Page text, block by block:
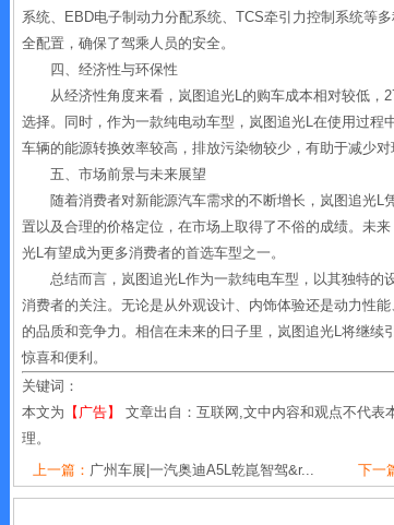
系统、EBD电子制动力分配系统、TCS牵引力控制系统等
全配置，确保了驾乘人员的安全。
四、经济性与环保性
从经济性角度来看，岚图追光L的购车成本相对较低
选择。同时，作为一款纯电动车型，岚图追光L在使用过程
车辆的能源转换效率较高，排放污染物较少，有助于减少对
五、市场前景与未来展望
随着消费者对新能源汽车需求的不断增长，岚图追光
置以及合理的价格定位，在市场上取得了不俗的成绩。未
光L有望成为更多消费者的首选车型之一。
总结而言，岚图追光L作为一款纯电车型，以其独特
消费者的关注。无论是从外观设计、内饰体验还是动力性
的品质和竞争力。相信在未来的日子里，岚图追光L将继
惊喜和便利。
关键词：
本文为 【广告】
文章出自：互联网,文中内容和观点不代表
理。
上一篇： 广州车展|一汽奥迪A5L乾崑智驾&r... 下一